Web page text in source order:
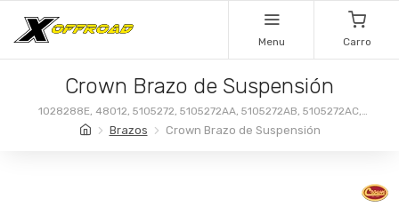
Menu Carro
Crown Brazo de Suspensión
1028288E, 48012, 5105272, 5105272AA, 5105272AB, 5105272AC,
5105272AE
Brazos Crown Brazo de Suspensión